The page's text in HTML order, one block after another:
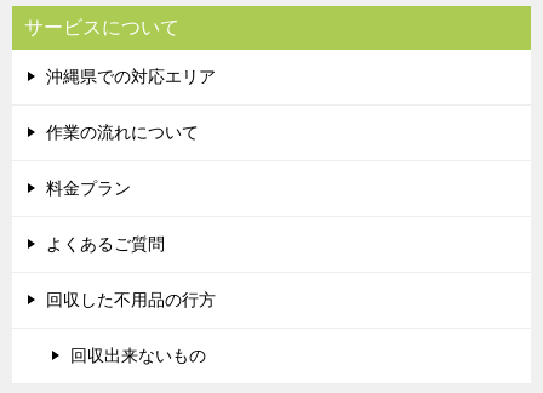
サービスについて
沖縄県での対応エリア
作業の流れについて
料金プラン
よくあるご質問
回収した不用品の行方
回収出来ないもの